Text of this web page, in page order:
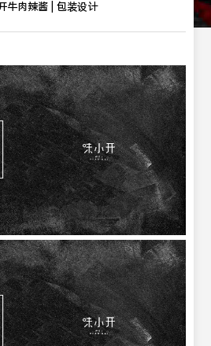
牛肉辣酱 | 包装设计